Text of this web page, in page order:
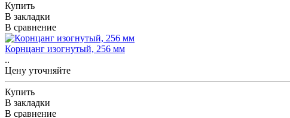
Купить
В закладки
В сравнение
Корнцанг изогнутый, 256 мм
..
Цену уточняйте
Купить
В закладки
В сравнение